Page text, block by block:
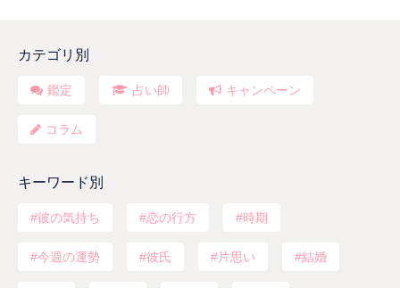
カテゴリ別
鑑定 占い師 キャンペーン
コラム
キーワード別
彼の気持ち 恋の行方 時期
今週の運勢 彼氏 片思い 結婚